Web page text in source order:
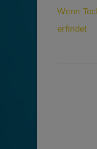
Wenn
erfindet